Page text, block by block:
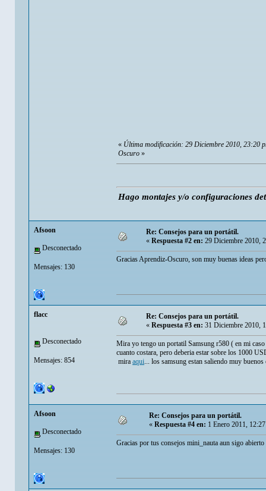
« Última modificación: 29 Diciembre 2010, 23:20
Oscuro »
Hago montajes y/o configuraciones
Afsoon
Desconectado
Mensajes: 130
Re: Consejos para un portátil.
«Respuesta #2 en:29 Diciembre 2010,
Gracias Aprendiz-Oscuro, son muy buenas ideas
flacc
Desconectado
Mensajes: 854
Re: Consejos para un portátil.
« Respuesta #3 en: 31 Diciembre 2010,
Mira yo tengo un portatil Samsung r580 ( en mi
cuanto costara, pero deberia estar sobre los 1000
mira aqui... los samsung estan saliendo muy
Afsoon
Desconectado
Mensajes: 130
Re: Consejos para un portátil.
«Respuesta #4 en:1 Enero 2011,
Gracias por tus consejos mini_nauta aun sigo abierto